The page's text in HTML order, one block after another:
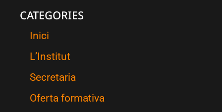
CATEGORIES
Inici
L’Institut
Secretaria
Oferta formativa